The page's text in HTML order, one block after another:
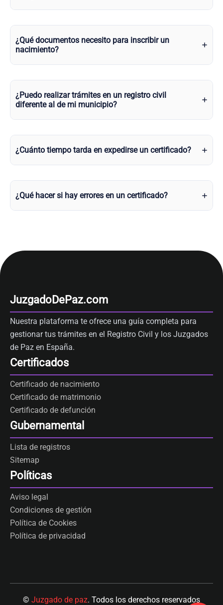
¿Qué documentos necesito para inscribir un
nacimiento?
¿Puedo realizar trámites en un registro civil
diferente al de mi municipio?
¿Cuánto tiempo tarda en expedirse un certificado?
¿Qué hacer si hay errores en un certificado?
JuzgadoDePaz.com
Nuestra plataforma te ofrece una guía completa para
gestionar tus trámites en el Registro Civil y los Juzgados
de Paz en España.
Certificados
Certificado de nacimiento
Certificado de matrimonio
Certificado de defunción
Gubernamental
Lista de registros
Sitemap
Políticas
Aviso legal
Condiciones de gestión
Política de Cookies
Política de privacidad
© Juzgado de paz. Todos los derechos reservados